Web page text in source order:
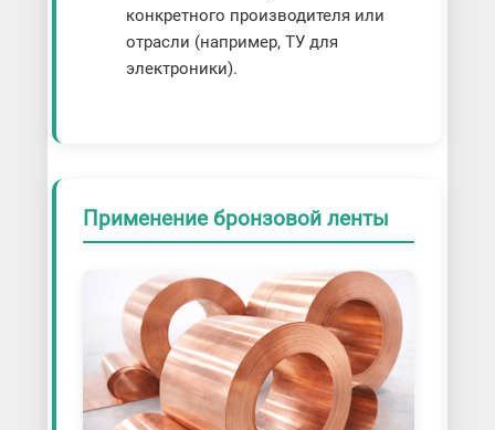
конкретного производителя или
отрасли (например, ТУ для
электроники).
Применение бронзовой ленты